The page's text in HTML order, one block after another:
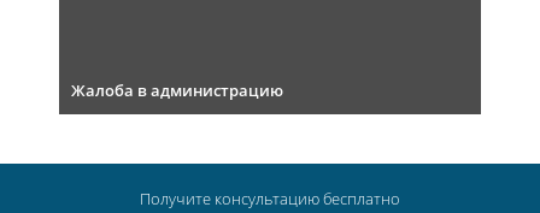
Жалоба в администрацию
Получите консультациюбесплатно